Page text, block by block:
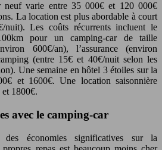
neuf varie entre 35 000€ et 120 000€
La location est plus abordable à court
nuit). Les coûts récurrents incluent le
pour un camping-car de taille
600€/an), l’assurance (environ
(entre 15€ et 40€/nuit selon les
Une semaine en hôtel 3 étoiles sur la
et 1600€. Une location saisonnière
1800€.
avec le camping-car
des économies significatives sur la